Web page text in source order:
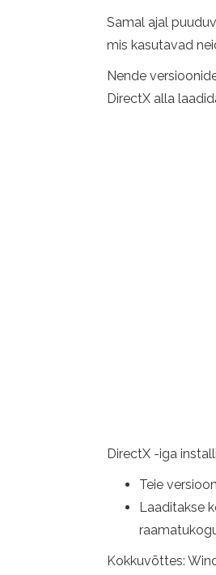
Samal ajal
mis kasutavad
Nende
DirectX alla
DirectX -iga
Teie
Laaditakse
Kokkuvõttes: